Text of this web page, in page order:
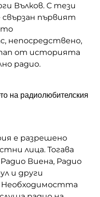
Вълков. С тези
първият
непосредствено,
от историята
радио.
на радиолюбителския
е разрешено
лица. Тогава
Виена, Радио
и други